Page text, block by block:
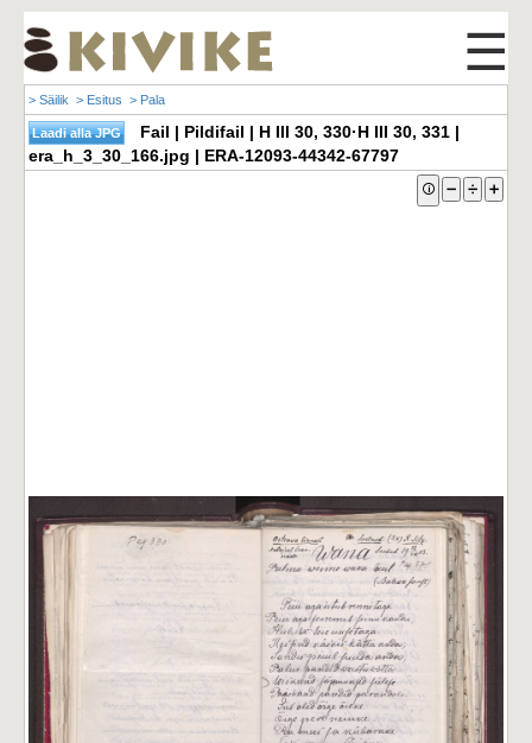
☰
> Säilik > Esitus > Pala
Fail | Pildifail | H III 30, 330·H III 30, 331 |
era_h_3_30_166.jpg | ERA-12093-44342-67797